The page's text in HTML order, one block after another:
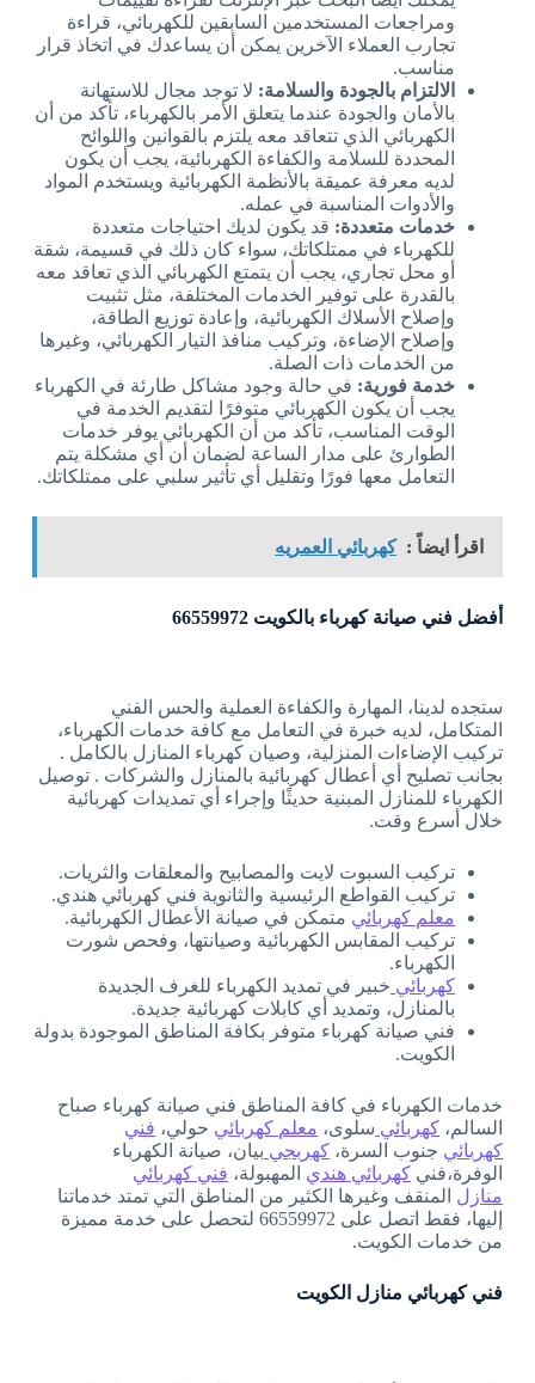
ومراجعات المستخدمين السابقين للكهربائي، قراءة
تجارب العملاء الآخرين يمكن أن يساعدك في اتخاذ قرار
مناسب.
الالتزام بالجودة والسلامة: لا توجد مجال للاستهانة
بالأمان والجودة عندما يتعلق الأمر بالكهرباء، تأكد من أن
الكهربائي الذي تتعاقد معه يلتزم بالقوانين واللوائح
المحددة للسلامة والكفاءة الكهربائية، يجب أن يكون
لديه معرفة عميقة بالأنظمة الكهربائية ويستخدم المواد
والأدوات المناسبة في عمله.
خدمات متعددة: قد يكون لديك احتياجات متعددة
للكهرباء في ممتلكاتك، سواء كان ذلك في قسيمة، شقة
أو محل تجاري، يجب أن يتمتع الكهربائي الذي تعاقد معه
بالقدرة على توفير الخدمات المختلفة، مثل تثبيت
وإصلاح الأسلاك الكهربائية، وإعادة توزيع الطاقة،
وإصلاح الإضاءة، وتركيب منافذ التيار الكهربائي، وغيرها
من الخدمات ذات الصلة.
خدمة فورية: في حالة وجود مشاكل طارئة في الكهرباء
يجب أن يكون الكهربائي متوفرًا لتقديم الخدمة في
الوقت المناسب، تأكد من أن الكهربائي يوفر خدمات
الطوارئ على مدار الساعة لضمان أن أي مشكلة يتم
التعامل معها فورًا وتقليل أي تأثير سلبي على ممتلكاتك.
اقرأ ايضاً : كهربائي العمريه
أفضل فني صيانة كهرباء بالكويت 66559972
ستجده لدينا، المهارة والكفاءة العملية والحس الفني
المتكامل، لديه خبرة في التعامل مع كافة خدمات الكهرباء،
تركيب الإضاءات المنزلية، وصيان كهرباء المنازل بالكامل .
بجانب تصليح أي أعطال كهربائية بالمنازل والشركات . توصيل
الكهرباء للمنازل المبنية حديثًا وإجراء أي تمديدات كهربائية
خلال أسرع وقت.
تركيب السبوت لايت والمصابيح والمعلقات والثريات.
تركيب القواطع الرئيسية والثانوية فني كهربائي هندي.
معلم كهربائي متمكن في صيانة الأعطال الكهربائية.
تركيب المقابس الكهربائية وصيانتها، وفحص شورت
الكهرباء.
كهربائي خبير في تمديد الكهرباء للغرف الجديدة
بالمنازل، وتمديد أي كابلات كهربائية جديدة.
فني صيانة كهرباء متوفر بكافة المناطق الموجودة بدولة
الكويت.
خدمات الكهرباء في كافة المناطق فني صيانة كهرباء صباح
السالم، كهربائي سلوى، معلم كهربائي حولي، فني
كهربائي جنوب السرة، كهربجي بيان، صيانة الكهرباء
الوفرة،فني كهربائي هندي المهبولة، فني كهربائي
منازل المنقف وغيرها الكثير من المناطق التي تمتد خدماتنا
إليها، فقط اتصل على 66559972 لتحصل على خدمة مميزة
من خدمات الكويت.
فني كهربائي منازل الكويت